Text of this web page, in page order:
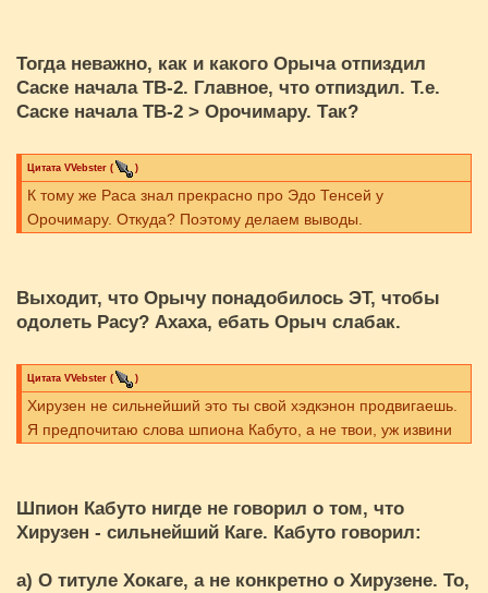
Тогда неважно, как и какого Орыча отпиздил
Саске начала ТВ-2. Главное, что отпиздил. Т.е.
Саске начала ТВ-2 > Орочимару. Так?
Цитата VVebster ( )
К тому же Раса знал прекрасно про Эдо Тенсей у
Орочимару. Откуда? Поэтому делаем выводы.
Выходит, что Орычу понадобилось ЭТ, чтобы
одолеть Расу? Ахаха, ебать Орыч слабак.
Цитата VVebster ( )
Хирузен не сильнейший это ты свой хэдкэнон продвигаешь.
Я предпочитаю слова шпиона Кабуто, а не твои, уж извини
Шпион Кабуто нигде не говорил о том, что
Хирузен - сильнейший Каге. Кабуто говорил:
а) О титуле Хокаге, а не конкретно о Хирузене. То,